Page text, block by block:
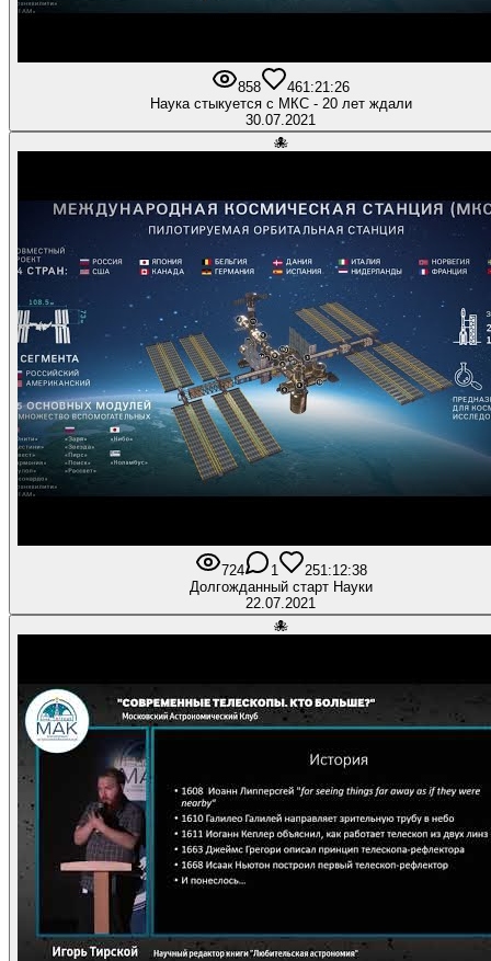
858 461:21:26
Наука стыкуется с МКС - 20 лет ждали
30.07.2021
🐙
724 1 251:12:38
Долгожданный старт Науки
22.07.2021
🐙